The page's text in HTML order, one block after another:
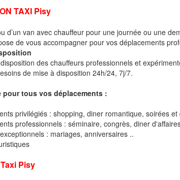
TAXI Pisy
d’un van avec chauffeur pour une journée ou une
de vous accompagner pour vos déplacements
des chauffeurs professionnels et
de mise à disposition 24h/24, 7j/7.
pour tous vos déplacements :
privilégiés : shopping, diner romantique, soirées et
professionnels : séminaire, congrès, diner
: mariages, anniversaires ..
Pisy